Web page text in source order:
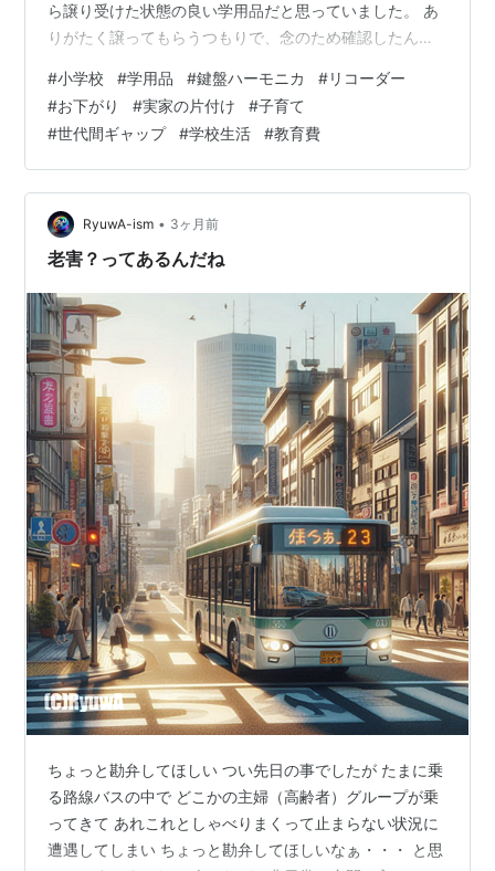
ら譲り受けた状態の良い学用品だと思っていました。 あ
りがたく譲ってもらうつもりで、念のため確認したんで
ャーマン式？アルトリコーダーのメーカーは？そろばん
はワンタッチタイプ？」 すると、しばらくして写真が送
られてきました。 その写真を見て、私は思わず驚いてし
まいました。 なんと、本人が小学生の頃に使っていた学
用品を、実家でずっと保管していたものだったのです。
今回は、古い学用品のお下がりを通…
#小学校 #学用品 #鍵盤ハーモニカ #リコーダー
#お下がり #実家の片付け #子育て
#世代間ギャップ #学校生活 #教育費
RyuwA-ism • 3ヶ月前
老害？ってあるんだね
ちょっと勘弁してほしい つい先日の事でしたが たまに乗
る路線バスの中で どこかの主婦（高齢者）グループが乗
ってきて あれこれとしゃべりまくって止まらない状況に
遭遇してしまい ちょっと勘弁してほしいなぁ・・・ と思